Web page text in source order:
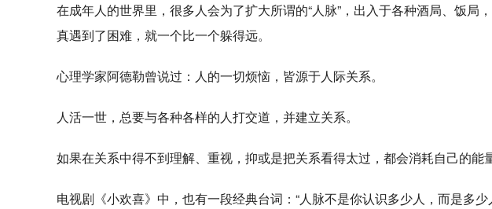
在成年人的世界里，很多人会为了扩大所谓的“人脉”，出入于各种酒局、饭局
真遇到了困难，就一个比一个躲得远。
心理学家阿德勒曾说过：人的一切烦恼，皆源于人际关系。
人活一世，总要与各种各样的人打交道，并建立关系。
如果在关系中得不到理解、重视，抑或是把关系看得太过，都会消耗自己的能
电视剧《小欢喜》中，也有一段经典台词：“人脉不是你认识多少人，而是多